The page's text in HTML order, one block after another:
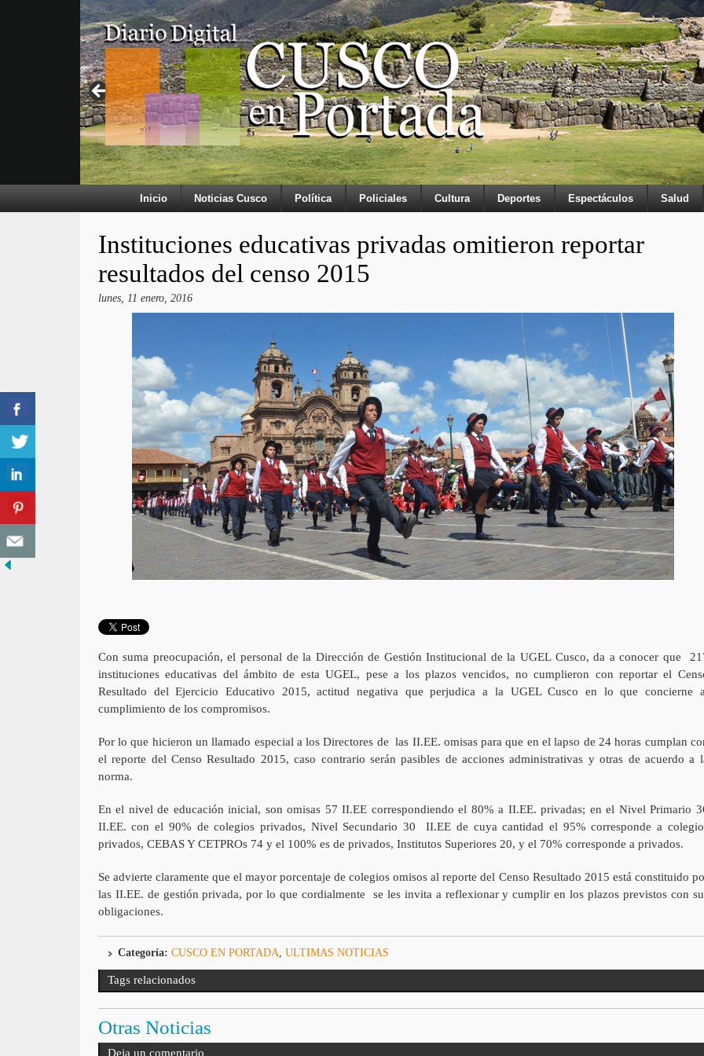
Inicio Noticias Cusco Política Policiales Cultura Deportes Espectáculos Salud
Instituciones educativas privadas omitieron reportar
resultados del censo 2015
lunes, 11 enero, 2016
Con suma preocupación, el personal de la Dirección de Gestión Institucional de la UGEL Cusco, da a conocer que
instituciones educativas del ámbito de esta UGEL, pese a los plazos vencidos, no cumplieron con reportar el
Resultado del Ejercicio Educativo 2015, actitud negativa que perjudica a la UGEL Cusco en lo que concierne
cumplimiento de los compromisos.
Por lo que hicieron un llamado especial a los Directores de las II.EE. omisas para que en el lapso de 24 horas cumplan
el reporte del Censo Resultado 2015, caso contrario serán pasibles de acciones administrativas y otras de acuerdo a
norma.
En el nivel de educación inicial, son omisas 57 II.EE correspondiendo el 80% a II.EE. privadas; en el Nivel Primario
II.EE. con el 90% de colegios privados, Nivel Secundario 30 II.EE de cuya cantidad el 95% corresponde a
privados, CEBAS Y CETPROs 74 y el 100% es de privados, Institutos Superiores 20, y el 70% corresponde a privados.
Se advierte claramente que el mayor porcentaje de colegios omisos al reporte del Censo Resultado 2015 está constituido
las II.EE. de gestión privada, por lo que cordialmente se les invita a reflexionar y cumplir en los plazos previstos con
obligaciones.
Categoría: CUSCO EN PORTADA ULTIMAS NOTICIAS
Tags relacionados
Otras Noticias
Deja un comentario